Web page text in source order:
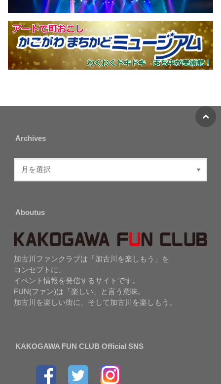
Archives
Aboutus
加古川ファンクラブは「加古川を楽しもう」を
コンセプトに、
イベント情報を発信するサイトです。
FUN(ファン)は「楽しい」と言う意味。
加古川を楽しい街に、そして加古川を楽しもう。
KAKOGAWA FUN CLUB Official SNS